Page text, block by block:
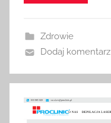
Zdrowie
Dodaj komentarz